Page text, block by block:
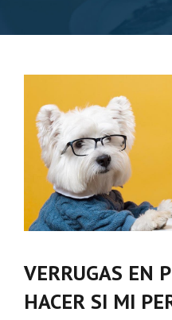
VERRUGAS EN
HACER SI MI